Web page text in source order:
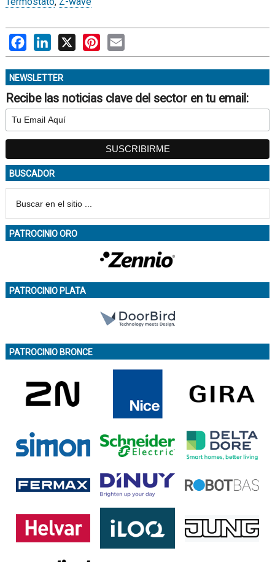
FacebookLinkedIn
X PinterestEmail
NEWSLETTER
Recibe las noticias clave del sector en tu email:
BUSCADOR
PATROCINIO ORO
PATROCINIO PLATA
PATROCINIO BRONCE